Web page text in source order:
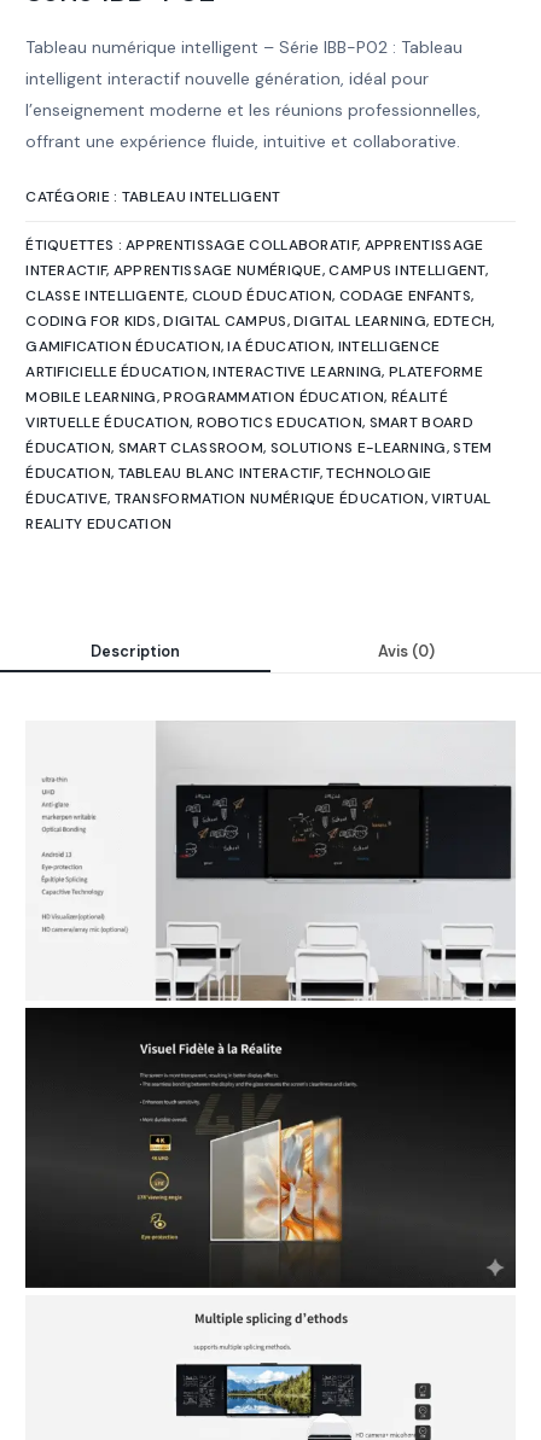
Tableau numérique intelligent – Série IBB-P02 : Tableau
intelligent interactif nouvelle génération, idéal pour
l’enseignement moderne et les réunions professionnelles,
offrant une expérience fluide, intuitive et collaborative.
CATÉGORIE : TABLEAU INTELLIGENT
ÉTIQUETTES :APPRENTISSAGE COLLABORATIF, APPRENTISSAGE
INTERACTIF, APPRENTISSAGE NUMÉRIQUE,CAMPUS INTELLIGENT,
CLASSE INTELLIGENTE, CLOUD ÉDUCATION, CODAGE ENFANTS,
CODING FOR KIDS,DIGITAL CAMPUS,DIGITAL LEARNING, EDTECH,
GAMIFICATION ÉDUCATION,IA ÉDUCATION, INTELLIGENCE
ARTIFICIELLE ÉDUCATION,INTERACTIVE LEARNING,PLATEFORME
MOBILE LEARNING,PROGRAMMATION ÉDUCATION, RÉALITÉ
VIRTUELLE ÉDUCATION, ROBOTICS EDUCATION, SMART BOARD
ÉDUCATION, SMART CLASSROOM, SOLUTIONS E-LEARNING,STEM
ÉDUCATION, TABLEAU BLANC INTERACTIF,TECHNOLOGIE
ÉDUCATIVE, TRANSFORMATION NUMÉRIQUE ÉDUCATION,VIRTUAL
REALITY EDUCATION
Description Avis (0)